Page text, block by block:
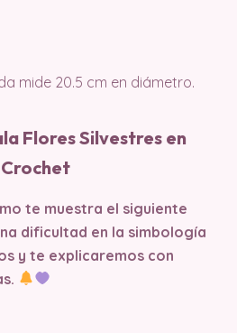
mide 20.5 cm en diámetro.
Flores Silvestres en
Crochet
te muestra el siguiente
dificultad en la simbología
y te explicaremos con